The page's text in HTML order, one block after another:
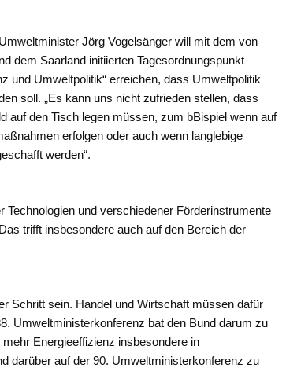
Jörg Vogelsänger will mit dem von
dem Saarland initiierten Tagesordnungspunkt
und Umweltpolitik“ erreichen, dass Umweltpolitik
soll. „Es kann uns nicht zufrieden stellen, dass
auf den Tisch legen müssen, zum bBispiel wenn auf
erfolgen oder auch wenn langlebige
werden“.
und verschiedener Förderinstrumente
trifft insbesondere auch auf den Bereich der
Schritt sein. Handel und Wirtschaft müssen dafür
Umweltministerkonferenz bat den Bund darum zu
Energieeffizienz insbesondere in
darüber auf der 90. Umweltministerkonferenz zu